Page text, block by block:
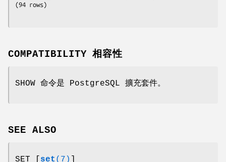
(94 rows)
COMPATIBILITY 相容性
SHOW 命令是 PostgreSQL 擴充套件。
SEE ALSO
SET [ set (7)